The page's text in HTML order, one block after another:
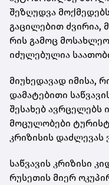
შეზღუდვა
გაცილებით ძვირია,
რის გამოც
იძულებულია
მიუხედავად იმისა,
დამატებითი
შესახებ ავრცელებს
მოცულობები
კრიზისის დაძლევას
საწვავის კრიზისი
რუსეთის მიერ